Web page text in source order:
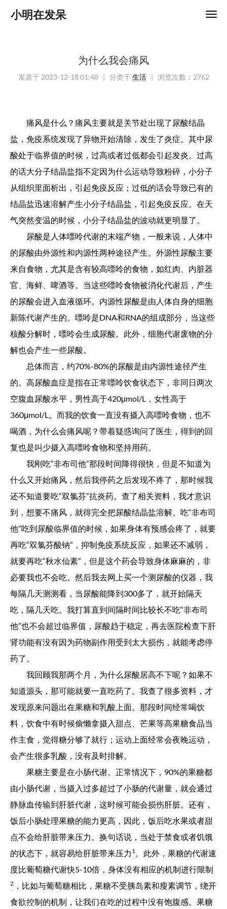
小明在发呆
为什么我会痛风
发表于 2023-12-18 01:48 | 分类于 生活 | 浏览次数： 2762
痛风是什么？ 痛风主要就是关节处出现了尿酸结晶
盐，免疫系统发现了异物开始清除，发生了炎症。其中尿
酸处于临界值的时候，过高或者过低都会引起发炎。过高
的话大分子结晶盐指不定因为什么运动导致粉碎，小分子
从组织里面析出，引起免疫反应；过低的话会导致已有的
结晶盐迅速溶解产生小分子结晶盐，引起免疫反应。在天
气突然变温的时候，小分子结晶盐的波动就更明显了。
尿酸是人体嘌呤代谢的末端产物，一般来说，人体中
的尿酸由外源性和内源性两种途径产生。外源性尿酸主要
来自食物，尤其是含有较高嘌呤的食物，如红肉、内脏器
官、海鲜、啤酒等。当这些嘌呤食物被消化代谢后，产生
的尿酸会进入血液循环。内源性尿酸是由人体自身的细胞
新陈代谢产生的。嘌呤是DNA和RNA的组成部分，当这些
核酸分解时，嘌呤会生成尿酸。此外，细胞代谢废物的分
解也会产生一些尿酸。
总体而言，约70%-80%的尿酸是由内源性途径产生
的。高尿酸血症是指在正常嘌呤饮食状态下，非同日两次
空腹血尿酸水平，男性高于420μmol/L，女性高于
360μmol/L。而我的饮食一直没有摄入高嘌呤食物，也不
喝酒，为什么会痛风呢？带着疑惑询问了医生，得到的回
复也是叫少摄入高嘌呤食物和坚持用药。
我刚吃“非布司他”那段时间降得很快，但是不知道为
什么又开始痛风，然后我停药之后发现不疼了，那时候我
还不知道要吃“双氯芬”抗炎药。查了相关资料，我才意识
到，想要不痛风，就得完全把尿酸结晶盐溶解。吃“非布司
他”吃到尿酸临界值的时候，如果身体有预感会疼了，就要
再吃“双氯芬酸钠”，抑制免疫系统反应，如果还不减弱，
就要再吃“秋水仙素”，但是这个药会导致身体麻麻的，非
必要我也不会吃。然后我去网上买一个测尿酸的仪器，我
每隔几天测测看，当尿酸能降到300多了，就开始隔天
吃，隔几天吃。我打算直到间隔时间比较长不吃“非布司
他”也不会超过临界值，尿酸趋于稳定，再去医院检查下肝
肾功能有没有因为药物副作用受到太大损伤，就能考虑停
药了。
我回顾我那两个月，为什么尿酸居高不下呢？如果不
知道源头，那可能就要一直吃药了。我查了很多资料，才
发现原来问题出在果糖和乳酸上面。那段时间经常喝饮
料，饮食中有时候偷懒拿摄入甜点、芒果等高果糖食品当
作主食，觉得糖分够了就行；运动上面经常会夜晚运动，
会产生很多乳酸，没有及时排解。
果糖主要是在小肠代谢。正常情况下，90%的果糖都
由小肠代谢，当摄入过多超过了小肠的代谢量，就会通过
静脉血传输到肝脏代谢，这时候可能会损伤肝脏。还有，
饭后小肠处理果糖的能力更高，因此，饭后吃水果或者甜
点不会给肝脏带来压力。换句话说，当处于禁食或者饥饿
的状态下，就容易给肝脏带来压力 1。此外，果糖的代谢速
度比葡萄糖代谢快5-10倍，身体没有相应的机制进行限制
2 ，比如与葡萄糖相比，果糖不受胰岛素和瘦素调节，绕开
食欲控制的机制，让我们在吃的过程中没有饱腹感。果糖